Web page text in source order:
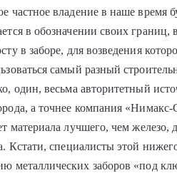
частное владение в наше время
в обозначении своих границ,
в заборе, для возведения
самый разный
один, весьма авторитетный
а точнее компания «Нимакс-
материала лучшего, чем железо,
Кстати, специалисты этой
металлических заборов «под